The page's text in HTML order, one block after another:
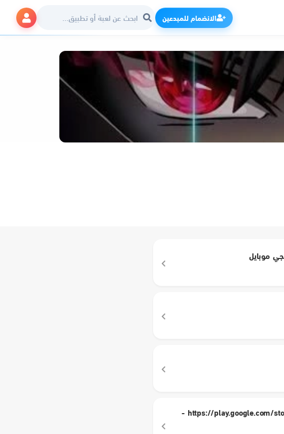
الانضمام للمبدعين
تحميل تطبيق https://play.google.com/store/apps/details?id=kr.co.lylstudio.httpsguard -